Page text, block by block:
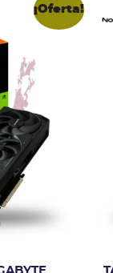
¡Oferta!